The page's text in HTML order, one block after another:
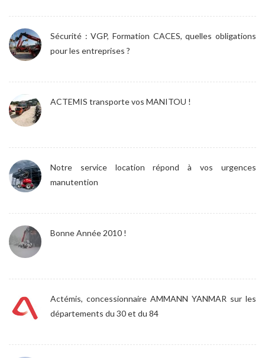
Sécurité : VGP, Formation CACES, quelles obligations
pour les entreprises ?
ACTEMIS transporte vos MANITOU !
Notre service location répond à vos urgences
manutention
Bonne Année 2010 !
Actémis, concessionnaire AMMANN YANMAR sur les
départements du 30 et du 84